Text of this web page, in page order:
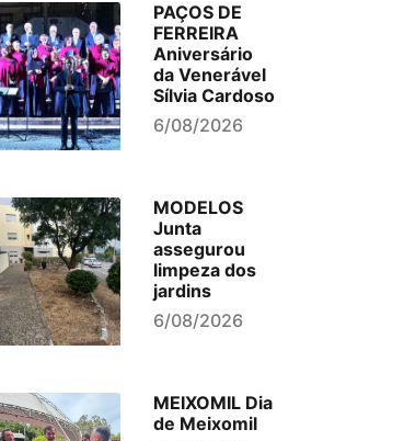
PAÇOS DE
FERREIRA
Aniversário
da Venerável
Sílvia Cardoso
6/08/2026
MODELOS
Junta
assegurou
limpeza dos
jardins
6/08/2026
MEIXOMIL Dia
de Meixomil